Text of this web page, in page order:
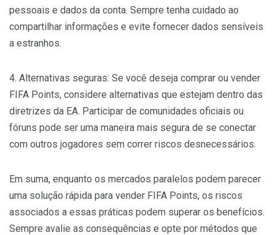
pessoais e dados da conta. Sempre tenha cuidado ao
compartilhar informações e evite fornecer dados sensíveis
a estranhos.
4. Alternativas seguras: Se você deseja comprar ou vender
FIFA Points, considere alternativas que estejam dentro das
diretrizes da EA. Participar de comunidades oficiais ou
fóruns pode ser uma maneira mais segura de se conectar
com outros jogadores sem correr riscos desnecessários.
Em suma, enquanto os mercados paralelos podem parecer
uma solução rápida para vender FIFA Points, os riscos
associados a essas práticas podem superar os benefícios.
Sempre avalie as consequências e opte por métodos que